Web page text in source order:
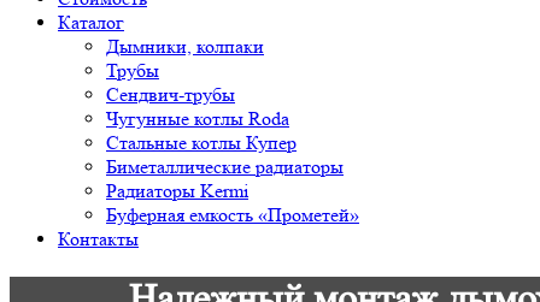
Каталог
Дымники, колпаки
Трубы
Сендвич-трубы
Чугунные котлы Roda
Стальные котлы Купер
Биметаллические радиаторы
Радиаторы Kermi
Буферная емкость «Прометей»
Контакты